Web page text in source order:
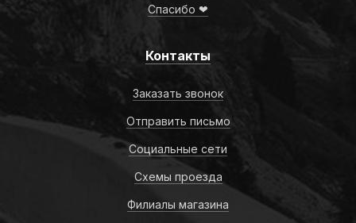
Спасибо ❤
Контакты
Заказать звонок
Отправить письмо
Социальные сети
Схемы проезда
Филиалы магазина